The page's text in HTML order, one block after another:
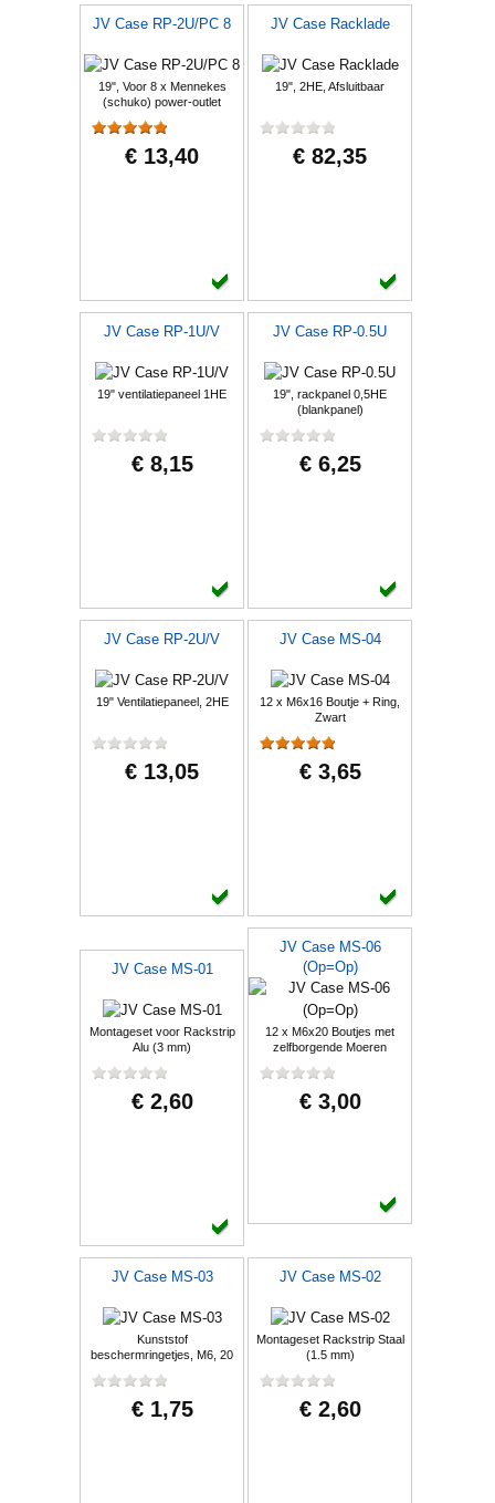
JV Case RP-2U/PC 8
19", Voor 8 x Mennekes
(schuko) power-outlet
€ 13,40
JV Case Racklade
19", 2HE, Afsluitbaar
€ 82,35
JV Case RP-1U/V
19" ventilatiepaneel 1HE
€ 8,15
JV Case RP-0.5U
19", rackpanel 0,5HE
(blankpanel)
€ 6,25
JV Case RP-2U/V
19" Ventilatiepaneel, 2HE
€ 13,05
JV Case MS-04
12 x M6x16 Boutje + Ring,
Zwart
€ 3,65
JV Case MS-01
Montageset voor Rackstrip
Alu (3 mm)
€ 2,60
JV Case MS-06
(Op=Op)
12 x M6x20 Boutjes met
zelfborgende Moeren
€ 3,00
JV Case MS-03
Kunststof
beschermringetjes, M6, 20
€ 1,75
JV Case MS-02
Montageset Rackstrip Staal
(1.5 mm)
€ 2,60